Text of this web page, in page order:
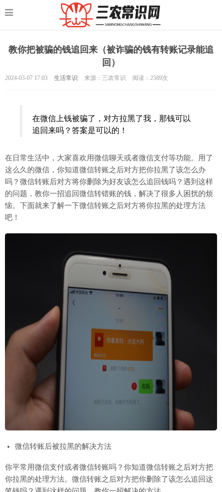
教你把被骗的钱追回来（被诈骗的钱有转账记录能追
回）
2024-03-07 17:03 生活常识 来源：三农常识 阅读： 2589次
在微信上钱被骗了，对方拉黑了我，那钱可以
追回来吗？答案是可以的！
在日常生活中，大家喜欢用微信聊天或者微信支付等功能。用了
这么久的微信，你知道微信转账之后对方把你拉黑了该怎么办
吗？微信转账后对方将你删除为好友该怎么追回钱吗？遇到这样
的问题，教你一招追回微信转错账的钱，解决了很多人困扰的烦
恼。下面就来了解一下微信转账之后对方将你拉黑的处理方法
吧！
微信转账后被拉黑的解决方法
你平常用微信支付或者微信转账吗？你知道微信转账之后对方把
你拉黑的处理方法。微信转账之后对方把你删除了该怎么追回这